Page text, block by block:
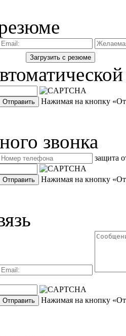
Нажимая на кнопку
звонка
защита
Нажимая на кнопку
Нажимая на кнопку